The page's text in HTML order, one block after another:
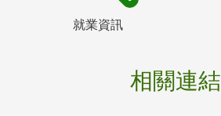
就業資訊
相關連結